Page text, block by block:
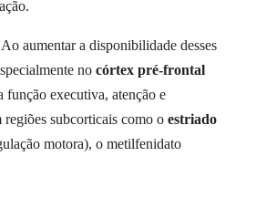
Ao aumentar a disponibilidade desses
no córtex pré-frontal
função executiva, atenção e
regiões subcorticais como o estriado
motora), o metilfenidato